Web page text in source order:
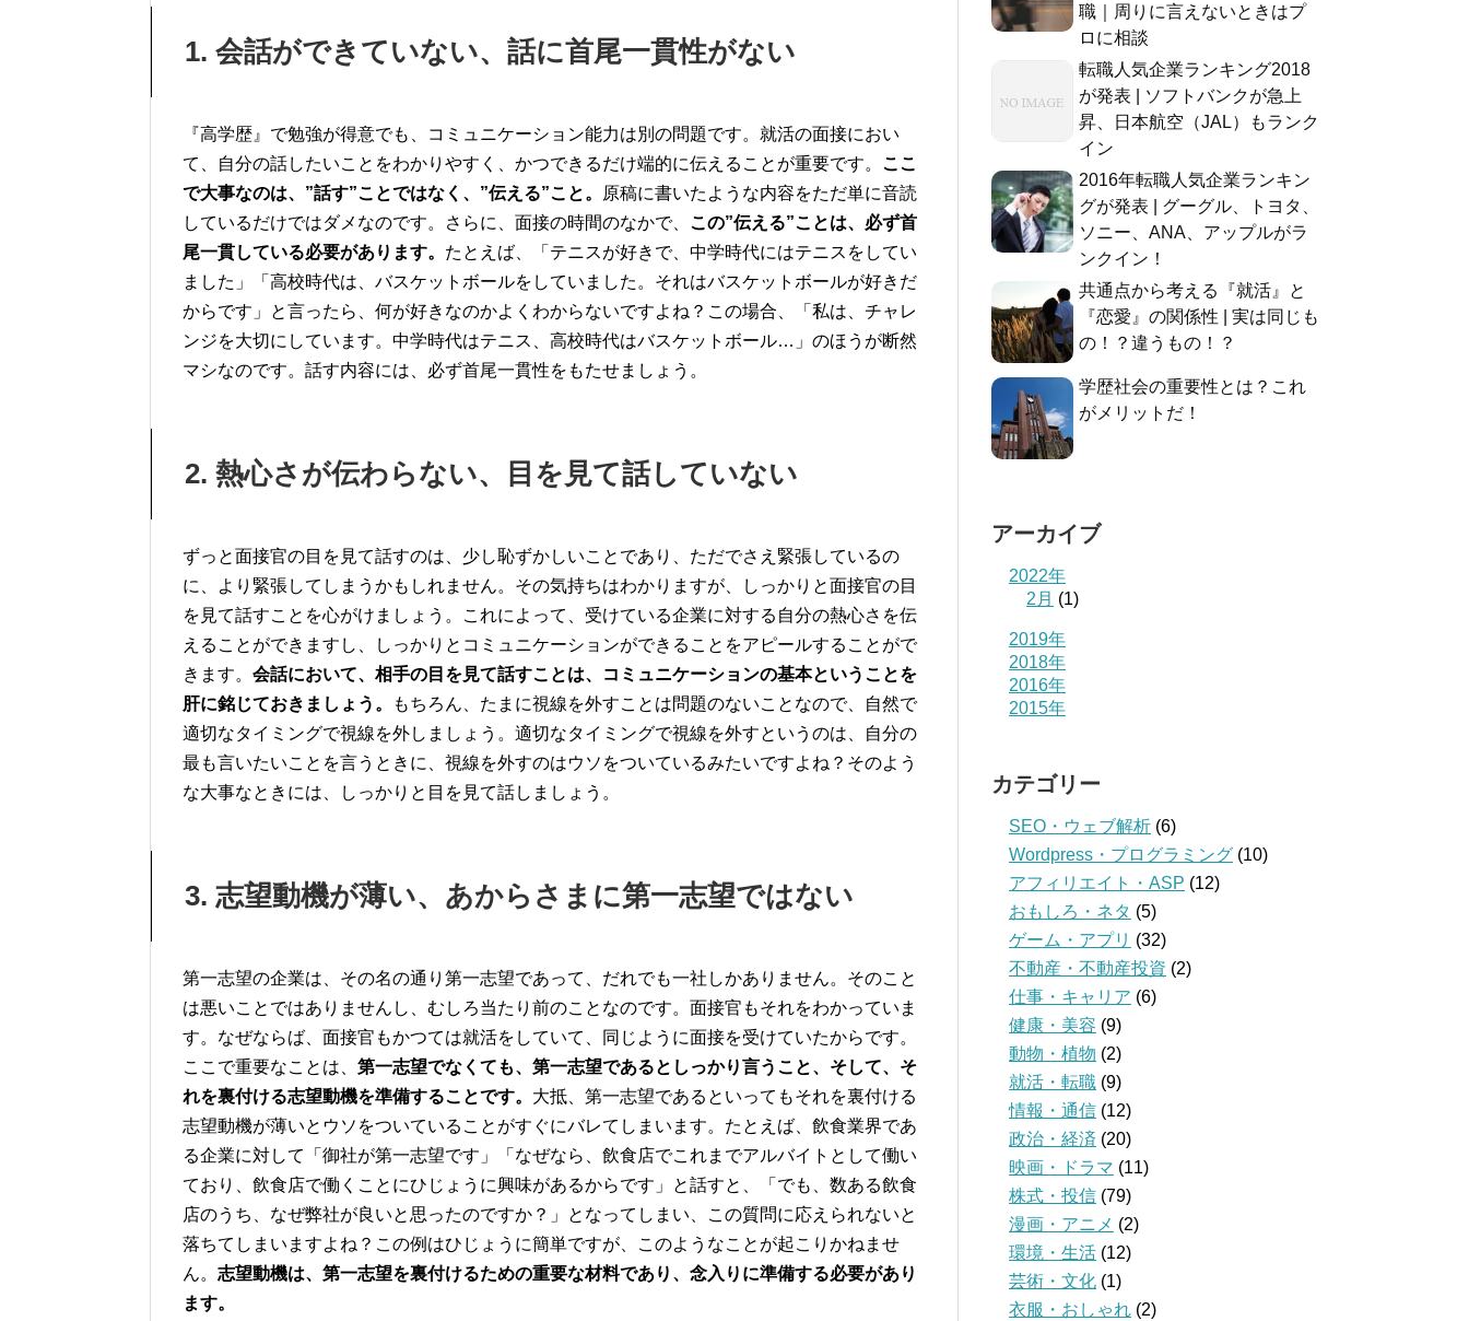
1. 会話ができていない、話に首尾一貫性がない
『高学歴』で勉強が得意でも、コミュニケーション能力は別の問題です。就活の面接におい
て、自分の話したいことをわかりやすく、かつできるだけ端的に伝えることが重要です。 ここ
で大事なのは、”話す”ことではなく、”伝える”こと。
原稿に書いたような内容をただ単に音読
しているだけではダメなのです。さらに、面接の時間のなかで、 この”伝える”ことは、必ず首
尾一貫している必要があります。 たとえば、「テニスが好きで、中学時代にはテニスをしてい
ました」「高校時代は、バスケットボールをしていました。それはバスケットボールが好きだ
からです」と言ったら、何が好きなのかよくわからないですよね？この場合、「私は、チャレ
ンジを大切にしています。中学時代はテニス、高校時代はバスケットボール…」のほうが断然
マシなのです。話す内容には、必ず首尾一貫性をもたせましょう。
2. 熱心さが伝わらない、目を見て話していない
ずっと面接官の目を見て話すのは、少し恥ずかしいことであり、ただでさえ緊張しているの
に、より緊張してしまうかもしれません。その気持ちはわかりますが、しっかりと面接官の目
を見て話すことを心がけましょう。これによって、受けている企業に対する自分の熱心さを伝
えることができますし、しっかりとコミュニケーションができることをアピールすることがで
きます。 会話において、相手の目を見て話すことは、コミュニケーションの基本ということを
肝に銘じておきましょう。
もちろん、たまに視線を外すことは問題のないことなので、自然で
適切なタイミングで視線を外しましょう。適切なタイミングで視線を外すというのは、自分の
最も言いたいことを言うときに、視線を外すのはウソをついているみたいですよね？そのよう
な大事なときには、しっかりと目を見て話しましょう。
3. 志望動機が薄い、あからさまに第一志望ではない
第一志望の企業は、その名の通り第一志望であって、だれでも一社しかありません。そのこと
は悪いことではありませんし、むしろ当たり前のことなのです。面接官もそれをわかっていま
す。なぜならば、面接官もかつては就活をしていて、同じように面接を受けていたからです。
ここで重要なことは、 第一志望でなくても、第一志望であるとしっかり言うこと、そして、そ
れを裏付ける志望動機を準備することです。 大抵、第一志望であるといってもそれを裏付ける
志望動機が薄いとウソをついていることがすぐにバレてしまいます。たとえば、飲食業界であ
る企業に対して「御社が第一志望です」「なぜなら、飲食店でこれまでアルバイトとして働い
ており、飲食店で働くことにひじょうに興味があるからです」と話すと、「でも、数ある飲食
店のうち、なぜ弊社が良いと思ったのですか？」となってしまい、この質問に応えられないと
落ちてしまいますよね？この例はひじょうに簡単ですが、このようなことが起こりかねませ
ん。 志望動機は、第一志望を裏付けるための重要な材料であり、念入りに準備する必要があり
ます。
職｜周りに言えないときはプ
ロに相談
転職人気企業ランキング2018
が発表 | ソフトバンクが急上
昇、日本航空（JAL）もランク
イン
2016年転職人気企業ランキン
グが発表 | グーグル、トヨタ、
ソニー、ANA、アップルがラ
ンクイン！
共通点から考える『就活』と
『恋愛』の関係性 | 実は同じも
の！？違うもの！？
学歴社会の重要性とは？これ
がメリットだ！
アーカイブ
2022年
2月 (1)
2019年
2018年
2016年
2015年
カテゴリー
SEO・ウェブ解析 (6)
Wordpress・プログラミング (10)
アフィリエイト・ASP (12)
おもしろ・ネタ (5)
ゲーム・アプリ (32)
不動産・不動産投資 (2)
仕事・キャリア (6)
健康・美容 (9)
動物・植物 (2)
就活・転職 (9)
情報・通信 (12)
政治・経済 (20)
映画・ドラマ (11)
株式・投信 (79)
漫画・アニメ (2)
環境・生活 (12)
芸術・文化 (1)
衣服・おしゃれ (2)